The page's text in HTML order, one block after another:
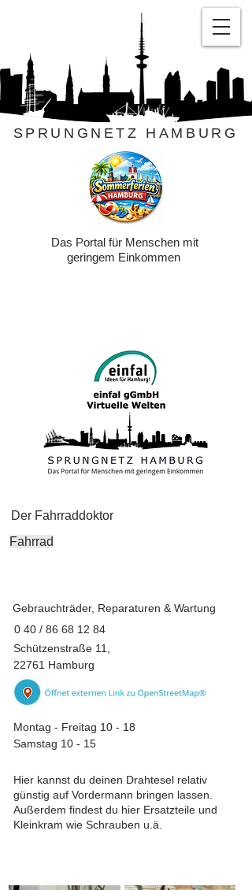
SPRUNGNETZ HAMBURG
Das Portal für Menschen mit
geringem Einkommen
Der Fahrraddoktor
Fahrrad
Gebrauchträder, Reparaturen & Wartung
0 40 / 86 68 12 84
Schützenstraße 11,
22761 Hamburg
Montag - Freitag 10 - 18
Samstag 10 - 15
Hier kannst du deinen Drahtesel relativ
günstig auf Vordermann bringen lassen.
Außerdem findest du hier Ersatzteile und
Kleinkram wie Schrauben u.ä.